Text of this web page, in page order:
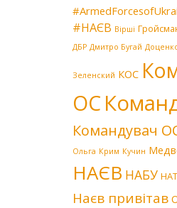
#НАЄВ Вірші
ДБР Дмитро Бугай
Зеленский КОС
ОС
Командувач
Ольга Крим Кучин
НАЄВ НАБУ
Наєв привітав